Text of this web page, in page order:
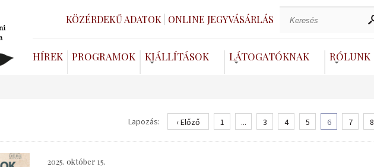
KÖZÉRDEKŰ ADATOK ONLINE JEGYVÁSÁRLÁS
HÍREK PROGRAMOK KIÁLLÍTÁSOK LÁTOGATÓKNAK RÓLUNK
Lapozás: ‹ Előző 1 ... 3 4 5 6 7 8
2025. október 15.